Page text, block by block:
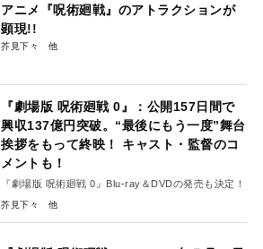
アニメ『呪術廻戦』のアトラクションが
顕現!!
芥見下々
『劇場版 呪術廻戦 0』：公開157日間で
興収137億円突破。“最後にもう一度”舞台
挨拶をもって終映！ キャスト・監督のコ
メントも！
『劇場版 呪術廻戦 0』Blu-ray＆DVDの発売も決定！
芥見下々